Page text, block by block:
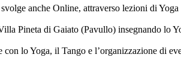
anche Online, attraverso lezioni di
Pineta di Gaiato (Pavullo) insegnando lo
con lo Yoga, il Tango e l’organizzazione di